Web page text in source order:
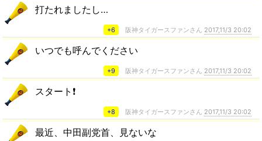
打たれましたし…
+6 阪神タイガースファンさん 2017,11/3 20:02
いつでも呼んでください
+9 阪神タイガースファンさん 2017,11/3 20:02
スタート❗
+8 阪神タイガースファンさん 2017,11/3 20:02
最近、中田副党首、見ないな